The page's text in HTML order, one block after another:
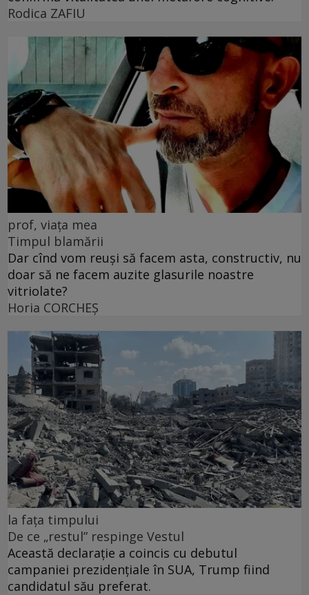
Rodica ZAFIU
prof, viața mea
Timpul blamării
Dar cînd vom reuși să facem asta, constructiv, nu
doar să ne facem auzite glasurile noastre
vitriolate?
Horia CORCHEŞ
la fața timpului
De ce „restul” respinge Vestul
Această declarație a coincis cu debutul
campaniei prezidențiale în SUA, Trump fiind
candidatul său preferat.